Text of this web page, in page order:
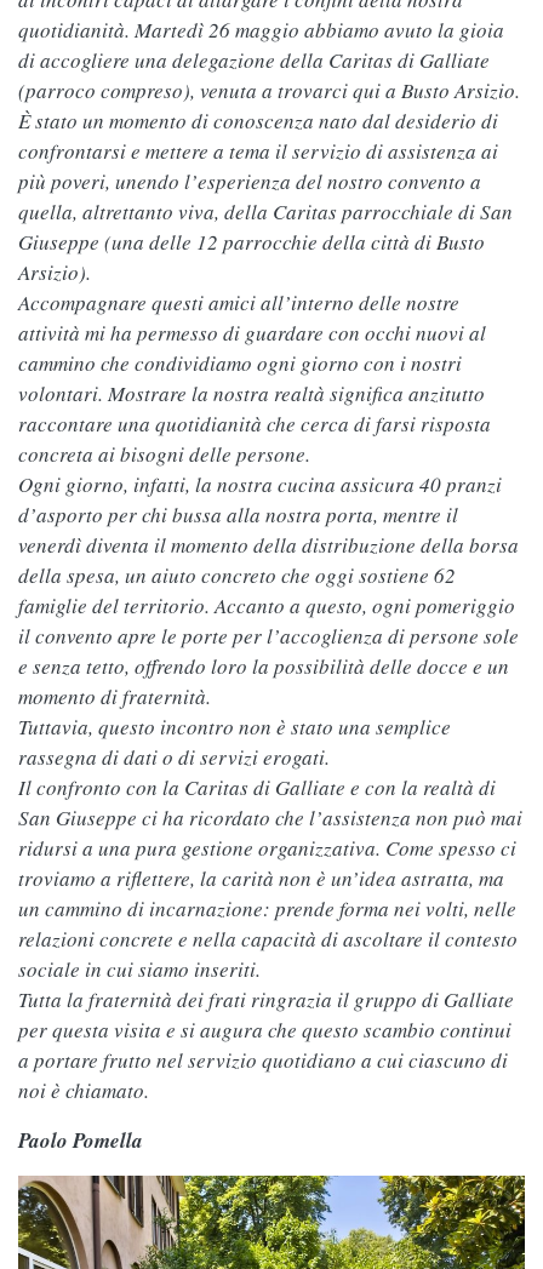
quotidianità. Martedì 26 maggio abbiamo avuto la gioia
di accogliere una delegazione della Caritas di Galliate
(parroco compreso), venuta a trovarci qui a Busto Arsizio.
È stato un momento di conoscenza nato dal desiderio di
confrontarsi e mettere a tema il servizio di assistenza ai
più poveri, unendo l’esperienza del nostro convento a
quella, altrettanto viva, della Caritas parrocchiale di San
Giuseppe (una delle 12 parrocchie della città di Busto
Arsizio).
Accompagnare questi amici all’interno delle nostre
attività mi ha permesso di guardare con occhi nuovi al
cammino che condividiamo ogni giorno con i nostri
volontari. Mostrare la nostra realtà significa anzitutto
raccontare una quotidianità che cerca di farsi risposta
concreta ai bisogni delle persone.
Ogni giorno, infatti, la nostra cucina assicura 40 pranzi
d’asporto per chi bussa alla nostra porta, mentre il
venerdì diventa il momento della distribuzione della borsa
della spesa, un aiuto concreto che oggi sostiene 62
famiglie del territorio. Accanto a questo, ogni pomeriggio
il convento apre le porte per l’accoglienza di persone sole
e senza tetto, offrendo loro la possibilità delle docce e un
momento di fraternità.
Tuttavia, questo incontro non è stato una semplice
rassegna di dati o di servizi erogati.
Il confronto con la Caritas di Galliate e con la realtà di
San Giuseppe ci ha ricordato che l’assistenza non può mai
ridursi a una pura gestione organizzativa. Come spesso ci
troviamo a riflettere, la carità non è un’idea astratta, ma
un cammino di incarnazione: prende forma nei volti, nelle
relazioni concrete e nella capacità di ascoltare il contesto
sociale in cui siamo inseriti.
Tutta la fraternità dei frati ringrazia il gruppo di Galliate
per questa visita e si augura che questo scambio continui
a portare frutto nel servizio quotidiano a cui ciascuno di
noi è chiamato.
Paolo Pomella